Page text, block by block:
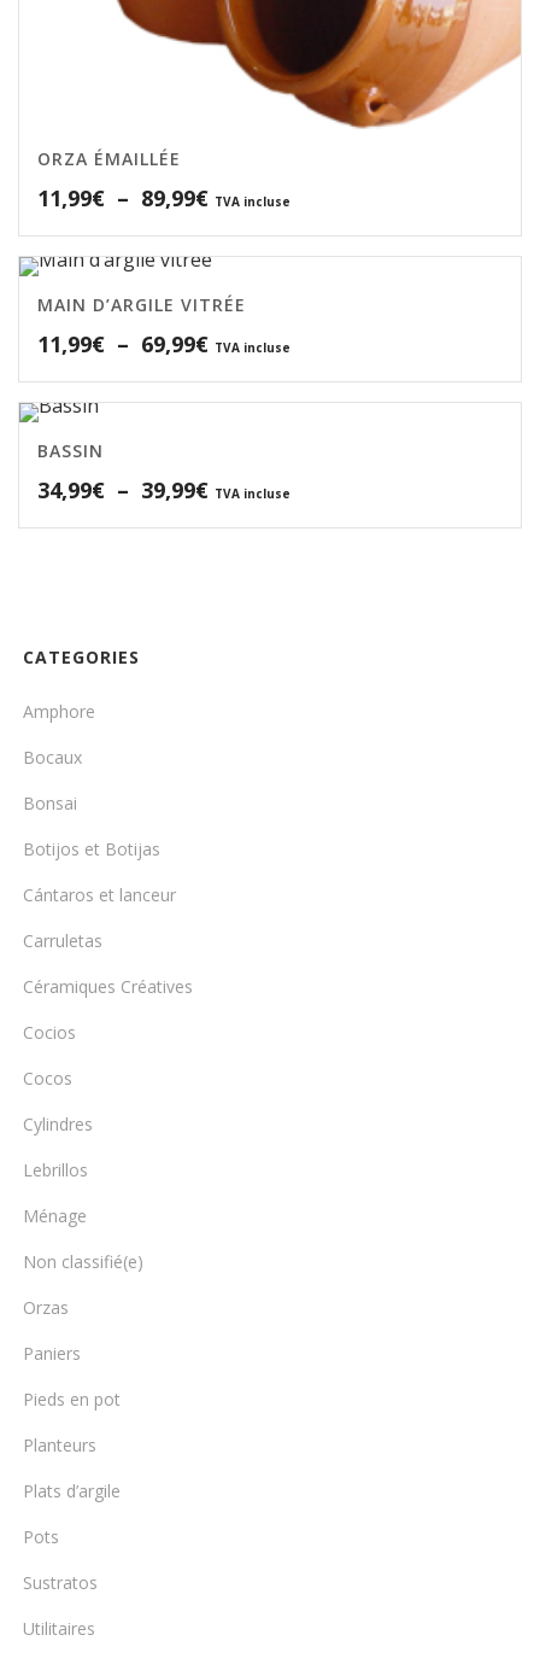
ORZA ÉMAILLÉE
11,99€ – 89,99€Plage
de
prix :
11,99€
89,99€
TVA incluse
MAIN D’ARGILE VITRÉE
11,99€ – 69,99€Plage
de
prix :
69,99€
TVA incluse
BASSIN
34,99€ – 39,99€Plage
de
TVA incluse
CATEGORIES
Amphore
Bocaux
Bonsai
Botijos et Botijas
Cántaros et lanceur
Carruletas
Céramiques Créatives
Cocios
Cocos
Cylindres
Lebrillos
Ménage
Non classifié(e)
Orzas
Paniers
Pieds en pot
Planteurs
Plats d’argile
Pots
Sustratos
Utilitaires